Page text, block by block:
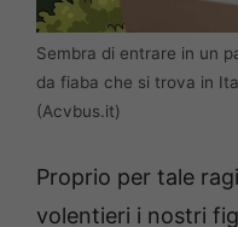
Sembra di entrare in un
da fiaba che si trova in
(Acvbus.it)
Proprio per tale
volentieri i nostri